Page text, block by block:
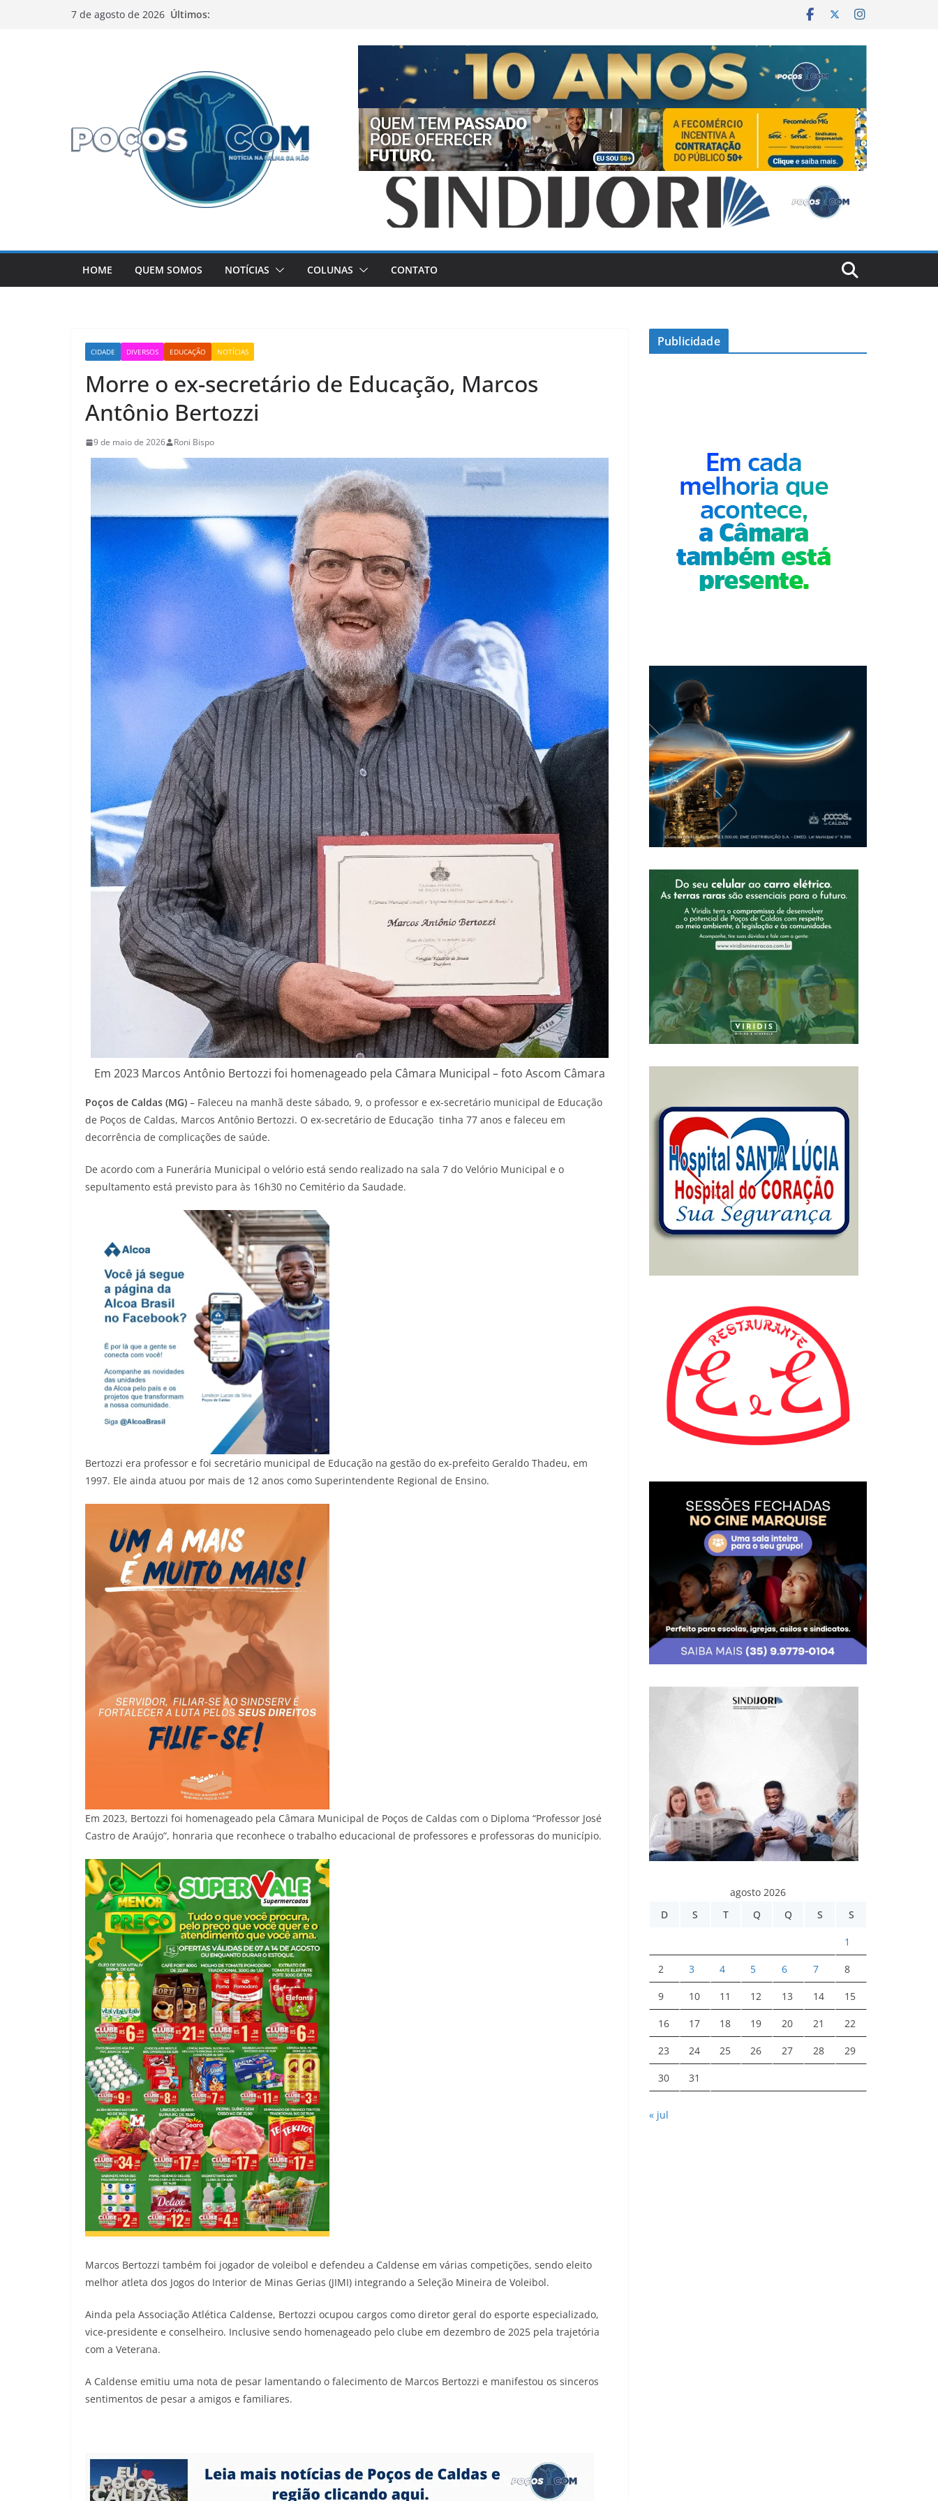
7 de agosto de 2026 Últimos:
HOME QUEM SOMOS NOTÍCIAS COLUNAS CONTATO
CIDADE DIVERSOS EDUCAÇÃO NOTÍCIAS
Morre o ex-secretário de Educação, Marcos
Antônio Bertozzi
9 de maio de 2026 Roni Bispo
Em 2023 Marcos Antônio Bertozzi foi homenageado pela Câmara Municipal – foto Ascom Câmara
Poços de Caldas (MG) – Faleceu na manhã deste sábado, 9, o professor e ex-secretário municipal de Educação
de Poços de Caldas, Marcos Antônio Bertozzi. O ex-secretário de Educação tinha 77 anos e faleceu em
decorrência de complicações de saúde.
De acordo com a Funerária Municipal o velório está sendo realizado na sala 7 do Velório Municipal e o
sepultamento está previsto para às 16h30 no Cemitério da Saudade.
Bertozzi era professor e foi secretário municipal de Educação na gestão do ex-prefeito Geraldo Thadeu, em
1997. Ele ainda atuou por mais de 12 anos como Superintendente Regional de Ensino.
Em 2023, Bertozzi foi homenageado pela Câmara Municipal de Poços de Caldas com o Diploma “Professor José
Castro de Araújo”, honraria que reconhece o trabalho educacional de professores e professoras do município.
Marcos Bertozzi também foi jogador de voleibol e defendeu a Caldense em várias competições, sendo eleito
melhor atleta dos Jogos do Interior de Minas Gerias (JIMI) integrando a Seleção Mineira de Voleibol.
Ainda pela Associação Atlética Caldense, Bertozzi ocupou cargos como diretor geral do esporte especializado,
vice-presidente e conselheiro. Inclusive sendo homenageado pelo clube em dezembro de 2025 pela trajetória
com a Veterana.
A Caldense emitiu uma nota de pesar lamentando o falecimento de Marcos Bertozzi e manifestou os sinceros
sentimentos de pesar a amigos e familiares.
Publicidade
agosto 2026
D
S T Q Q S S
1
2 3 4 5 6 7 8
9 10 11 12 13 14 15
16 17 18 19 20 21 22
23 24 25 26 27 28 29
30 31
« jul